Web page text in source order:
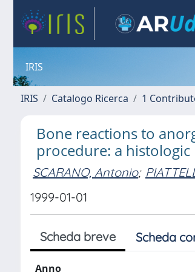
IRIS
IRIS Catalogo Ricerca 1
Bone reactions to
procedure: a
SCARANO, Antonio;
1999-01-01
Scheda breve Scheda
Anno